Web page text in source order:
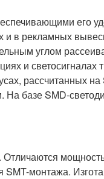
его
и в рекламных
углом
и светосигналах
рассчитанных
базе SMD-
Отличаются
монтажа.